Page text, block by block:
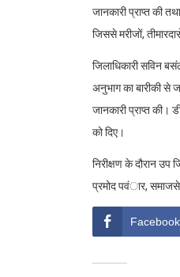
जानकारी प्राप्त की
जिससे मरीजों,
जिलाधिकारी सविन
अनुभाग का बारीकी से
जानकारी प्राप्त की।
को दिए।
निरीक्षण के दौरान उप
प्रमोद पवंार,
Facebook